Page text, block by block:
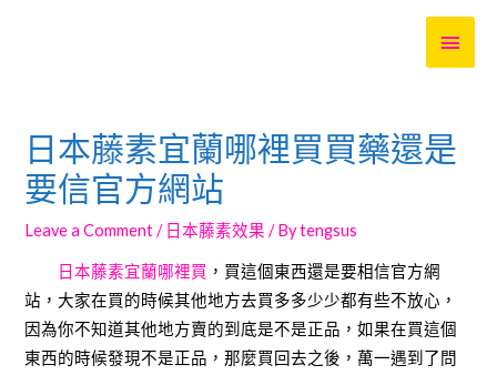
日本藤素宜蘭哪裡買買藥還是
要信官方網站
Leave a Comment / 日本藤素效果 / Bytengsus
日本藤素宜蘭哪裡買 ，買這個東西還是要相信官方網
站，大家在買的時候其他地方去買多多少少都有些不放心，
因為你不知道其他地方賣的到底是不是正品，如果在買這個
東西的時候發現不是正品，那麼買回去之後，萬一遇到了問